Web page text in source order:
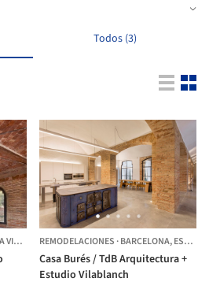
Todos (3)
BAIXA, ESPAÑA
REMODELACIONES ·BARCELONA,ESPAÑA
Casa Burés / TdB Arquitectura +
Estudio Vilablanch